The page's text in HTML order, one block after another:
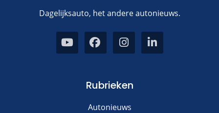
Dagelijksauto, het andere autonieuws.
Rubrieken
Autonieuws